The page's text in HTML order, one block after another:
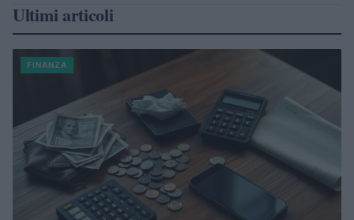
Ultimi articoli
FINANZA